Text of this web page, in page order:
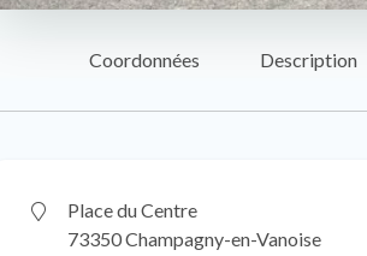
Coordonnées Description
Place du Centre
73350 Champagny-en-Vanoise